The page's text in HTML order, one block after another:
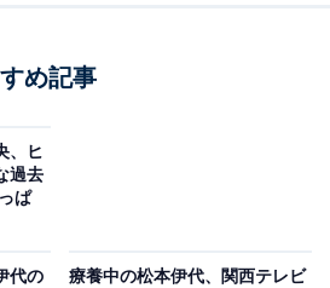
め記事
、ヒ
過去
ぱ
代の
療養中の松本伊代、関西テレビ